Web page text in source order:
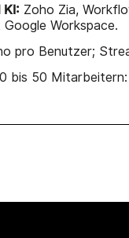
KI: Zoho Zia,
Workspace.
pro Benutzer;
bis 50